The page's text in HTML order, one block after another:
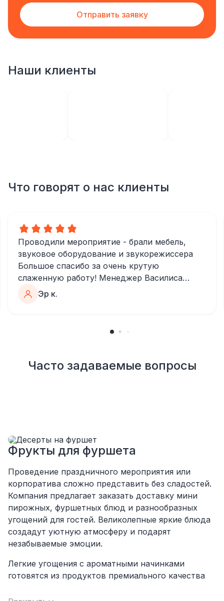
Отправить заявку
Наши клиенты
Что говорят о нас клиенты
Проводили мероприятие - брали мебель,
звуковое оборудование и звукорежиссера
Большое спасибо за очень крутую
слаженную работу! Менеджер Василиса
очень быстро и качественно обрабатывала
Все приехало вовремя, в хорошем
состоянии. Ребята сами все поставили,
Эр к.
Часто задаваемые вопросы
Фрукты для фуршета
Проведение праздничного мероприятия или
корпоратива сложно представить без сладостей.
Компания предлагает заказать доставку мини
пирожных, фуршетных блюд и разнообразных
угощений для гостей. Великолепные яркие блюда
создадут уютную атмосферу и подарят
незабываемые эмоции.
Легкие угощения с ароматными начинками
готовятся из продуктов премиального качества